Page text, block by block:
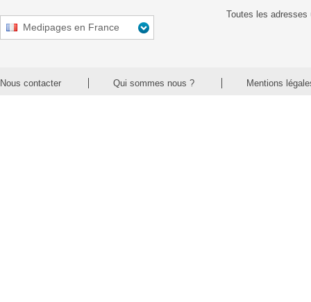
Medipages en France
Toutes les adresses
Nous contacter Qui sommes nous ? Mentions